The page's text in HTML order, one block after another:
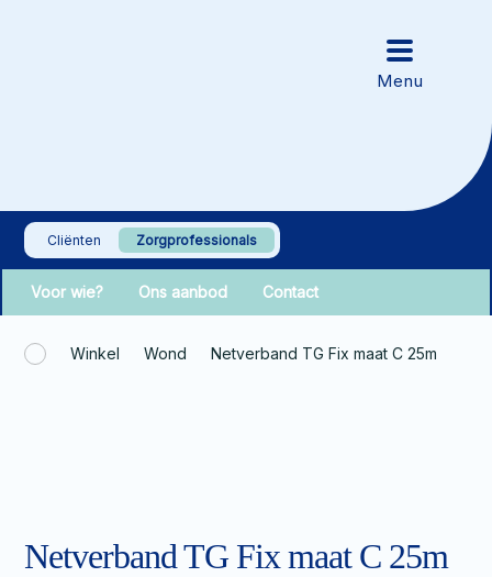
Cliënten Zorgprofessionals
Voor wie? Ons aanbod Contact
Winkel Wond Netverband TG Fix maat C 25m
Netverband TG Fix maat C 25m